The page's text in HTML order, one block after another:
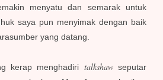
menyatu dan semarak untuk
saya pun menyimak dengan baik
yang datang.
kerap menghadiri talkshawseputar